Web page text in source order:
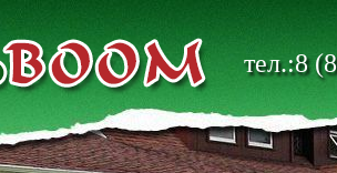
тел.:8